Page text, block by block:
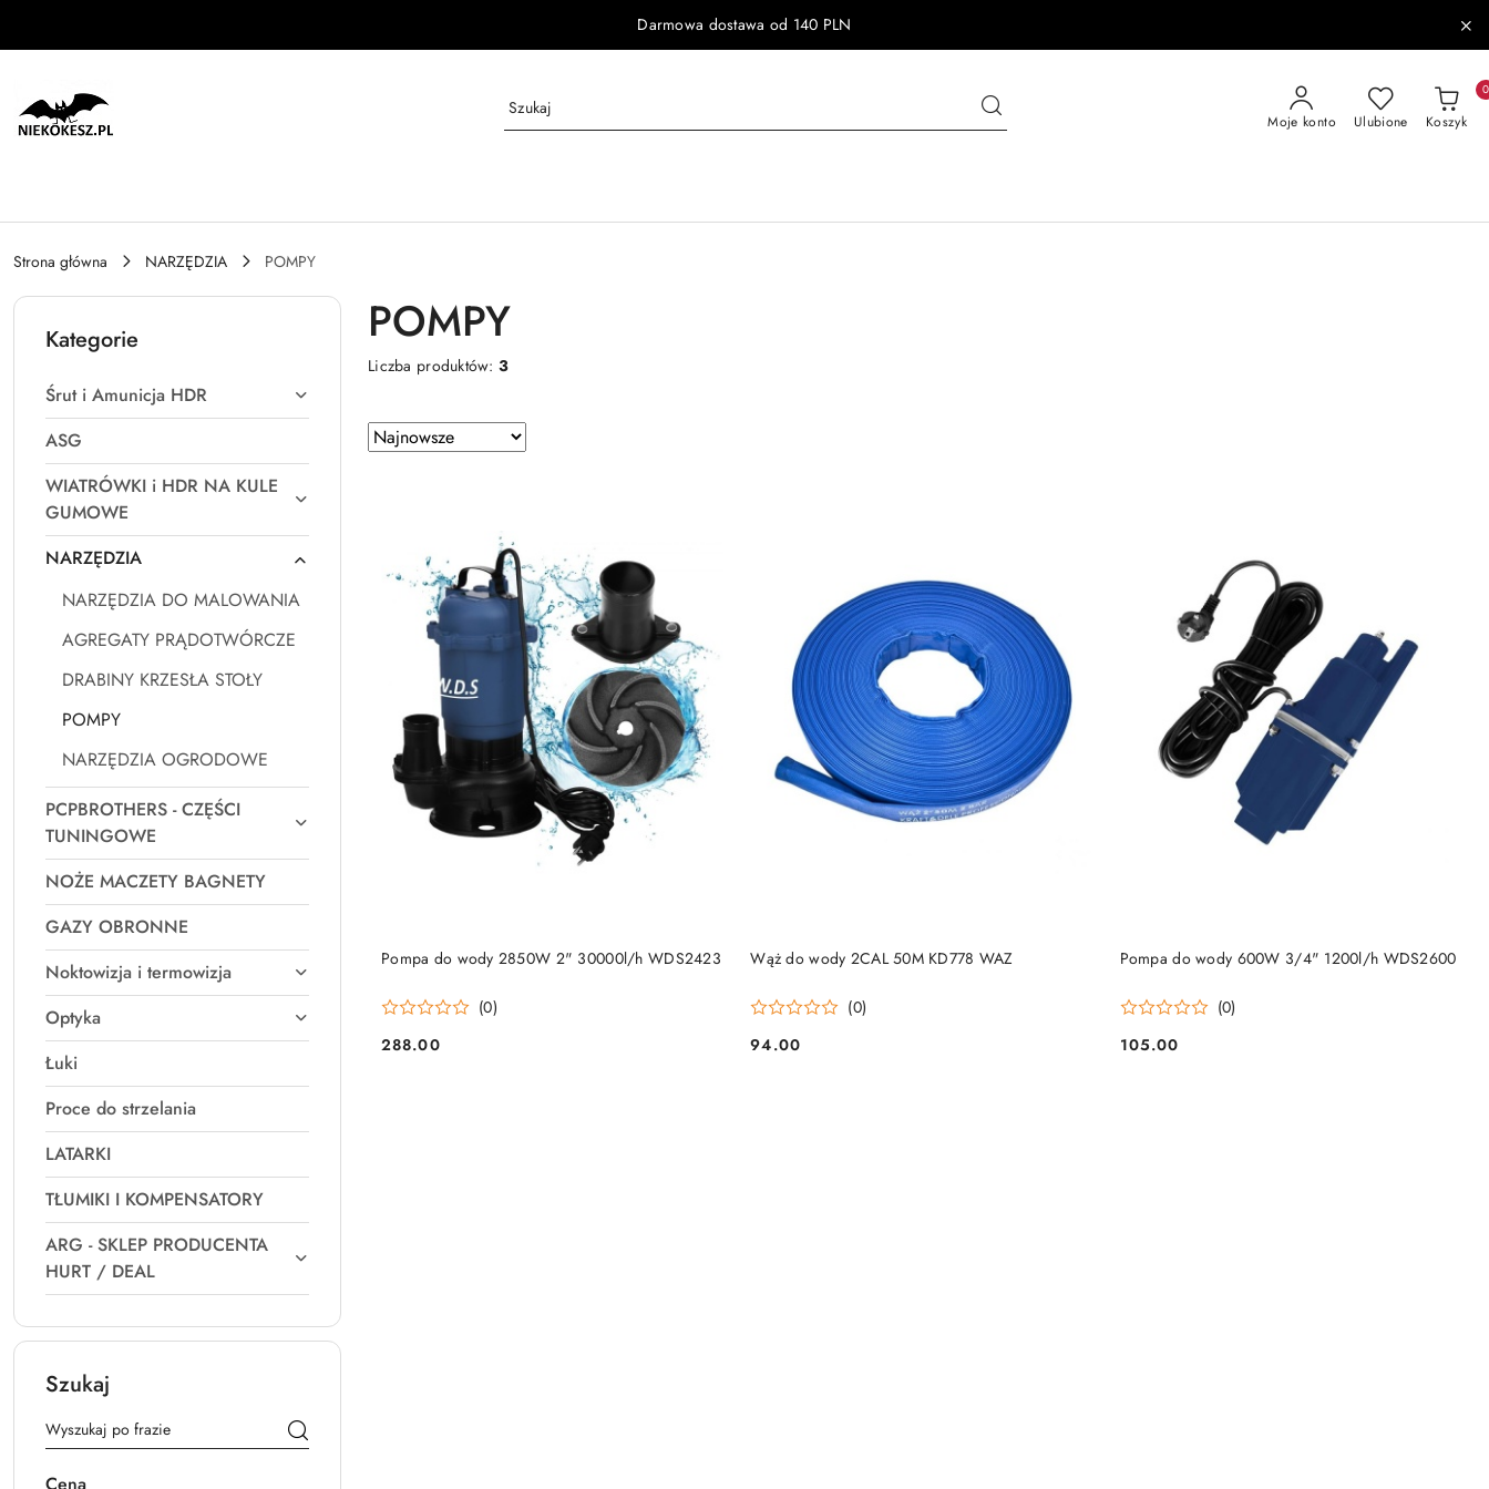
Darmowa dostawa od 140 PLN
Moje konto Ulubione Koszyk
0
Strona główna NARZĘDZIA POMPY
Kategorie
Śrut i Amunicja HDR
ASG
WIATRÓWKI i HDR NA KULE
GUMOWE
NARZĘDZIA
NARZĘDZIA DO MALOWANIA
AGREGATY PRĄDOTWÓRCZE
DRABINY KRZESŁA STOŁY
POMPY
NARZĘDZIA OGRODOWE
PCPBROTHERS - CZĘŚCI
TUNINGOWE
NOŻE MACZETY BAGNETY
GAZY OBRONNE
Noktowizja i termowizja
Optyka
Łuki
Proce do strzelania
LATARKI
TŁUMIKI I KOMPENSATORY
ARG - SKLEP PRODUCENTA
HURT / DEAL
Szukaj
POMPY
Liczba produktów:3
Zastosowano
sortowanie:
Sortuj
według
Pompa do wody 2850W 2" 30000l/h WDS2423
(0)
Cena:
288.00
DO KOSZYKA Wąż do wody 2CAL 50M KD778 WAZ
(0)
Cena:
94.00
DO KOSZYKA Pompa do wody 600W 3/4" 1200l/h WDS2600
(0)
Cena:
105.00
DO KOSZYKA